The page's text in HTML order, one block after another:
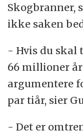
Skogbranner,
ikke saken
- Hvis du skal
66 millioner
argumentere
par tiår, sier
- Det er